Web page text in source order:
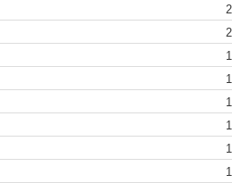
2
2
1
1
1
1
1
1